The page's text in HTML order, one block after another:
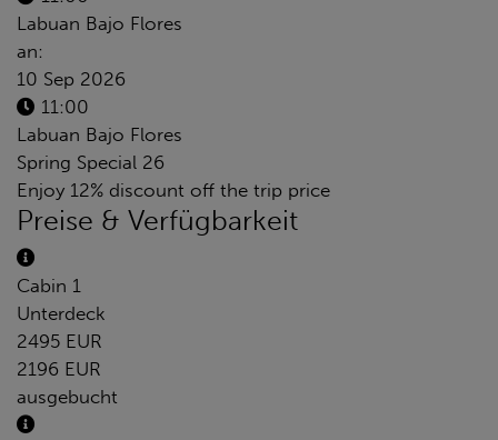
Labuan Bajo Flores
an:
10 Sep 2026
11:00
Labuan Bajo Flores
Spring Special 26
Enjoy 12% discount off the trip price
Preise & Verfügbarkeit
Cabin 1
Unterdeck
2495 EUR
2196 EUR
ausgebucht